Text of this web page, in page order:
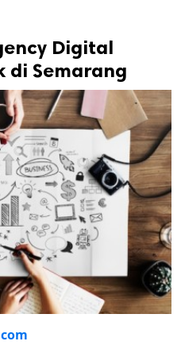
Digital
di Semarang